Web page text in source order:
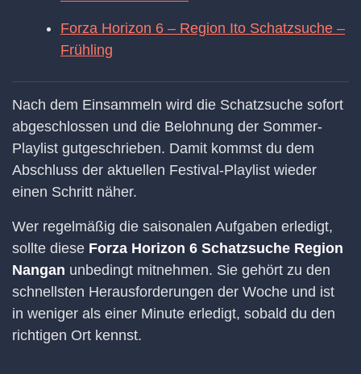
Forza Horizon 6 – Region Ito Schatzsuche –
Frühling
Nach dem Einsammeln wird die Schatzsuche sofort
abgeschlossen und die Belohnung der Sommer-
Playlist gutgeschrieben. Damit kommst du dem
Abschluss der aktuellen Festival-Playlist wieder
einen Schritt näher.
Wer regelmäßig die saisonalen Aufgaben erledigt,
sollte diese Forza Horizon 6 Schatzsuche Region
Nangan unbedingt mitnehmen. Sie gehört zu den
schnellsten Herausforderungen der Woche und ist
in weniger als einer Minute erledigt, sobald du den
richtigen Ort kennst.